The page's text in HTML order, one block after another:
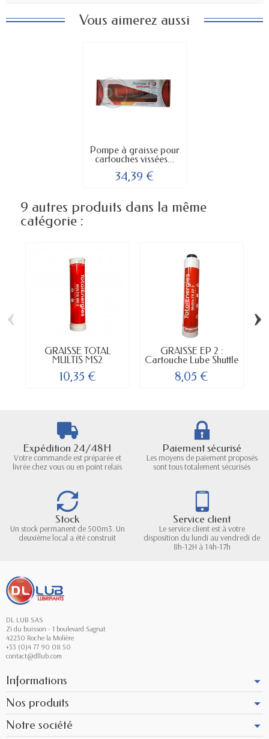
Vous aimerez aussi
Pompe à graisse pour
cartouches vissées...
34,39 €
9 autres produits dans la même
catégorie :
GRAISSE TOTAL
MULTIS MS2
10,35 €
GRAISSE EP 2 :
Cartouche Lube Shuttle
8,05 €
‹ ›
Expédition 24/48H
Votre commande est préparée et
livrée chez vous ou en point relais
Paiement sécurisé
Les moyens de paiement proposés
sont tous totalement sécurisés
Stock
Un stock permanent de 500m3. Un
deuxième local a été construit
Service client
Le service client est à votre
disposition du lundi au vendredi de
8h-12H à 14h-17h
DL LUB SAS
Zi du buisson - 1 boulevard Sagnat
42230 Roche la Molière
+33 (0)4 77 90 08 50
contact@dllub.com
Informations
Nos produits
Notre société